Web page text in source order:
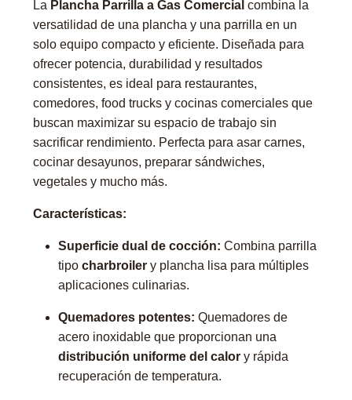
La Plancha Parrilla a Gas Comercial combina la
versatilidad de una plancha y una parrilla en un
solo equipo compacto y eficiente. Diseñada para
ofrecer potencia, durabilidad y resultados
consistentes, es ideal para restaurantes,
comedores, food trucks y cocinas comerciales que
buscan maximizar su espacio de trabajo sin
sacrificar rendimiento. Perfecta para asar carnes,
cocinar desayunos, preparar sándwiches,
vegetales y mucho más.
Características:
Superficie dual de cocción: Combina parrilla
tipo charbroiler y plancha lisa para múltiples
aplicaciones culinarias.
Quemadores potentes: Quemadores de
acero inoxidable que proporcionan una
distribución uniforme del calor y rápida
recuperación de temperatura.